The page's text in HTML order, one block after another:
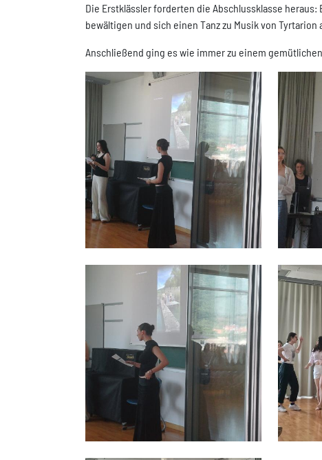
Die Erstklässler forderten die Abschlussklasse
bewältigen und sich einen Tanz zu Musik von Tyrtarion
Anschließend ging es wie immer zu einem